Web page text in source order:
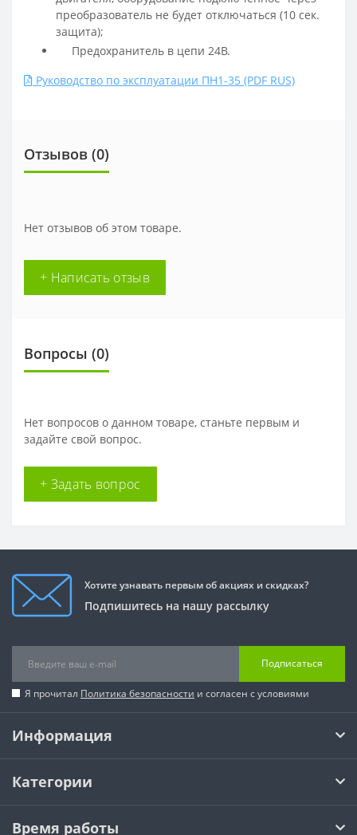
преобразователь не будет отключаться (10 сек.
защита);
Предохранитель в цепи 24В.
Руководство по эксплуатации ПН1-35 (PDF RUS)
Отзывов (0)
Нет отзывов об этом товаре.
+ Написать отзыв
Вопросы (0)
Нет вопросов о данном товаре, станьте первым и
задайте свой вопрос.
+ Задать вопрос
Хотите узнавать первым об акциях и скидках?
Подпишитесь на нашу рассылку
Подписаться
Я прочитал Политика безопасности и согласен с условиями
Информация
Категории
Время работы